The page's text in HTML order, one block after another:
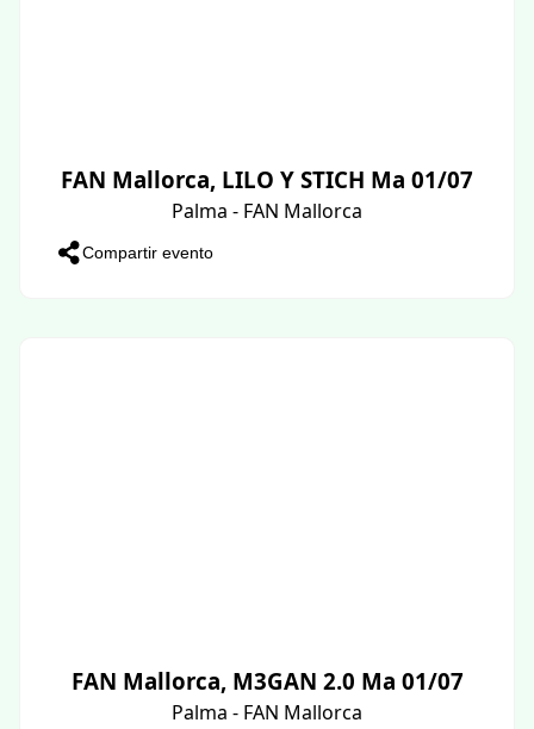
FAN Mallorca, LILO Y STICH Ma 01/07
Palma - FAN Mallorca
Compartir evento
FAN Mallorca, M3GAN 2.0 Ma 01/07
Palma - FAN Mallorca